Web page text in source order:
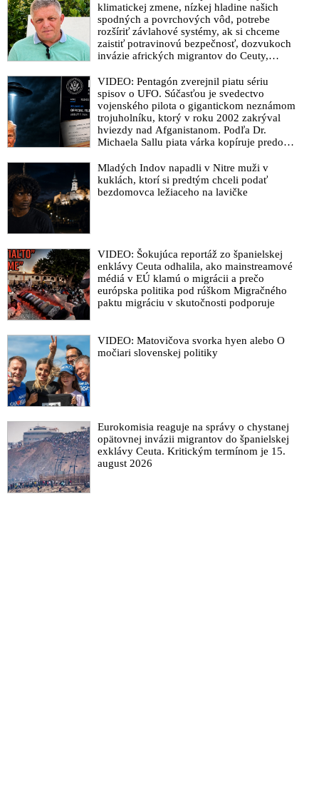
klimatickej zmene, nízkej hladine našich
spodných a povrchových vôd, potrebe
rozšíriť závlahové systémy, ak si chceme
zaistiť potravinovú bezpečnosť, dozvukoch
invázie afrických migrantov do Ceuty,
Mečiarom, ktorý podráždil progresívnych
liberálov, ale aj o klamstvách Sorosovho
denníka SME brániaceho pedofilov
VIDEO: Pentagón zverejnil piatu sériu
spisov o UFO. Súčasťou je svedectvo
vojenského pilota o gigantickom neznámom
trojuholníku, ktorý v roku 2002 zakrýval
hviezdy nad Afganistanom. Podľa Dr.
Michaela Sallu piata várka kopíruje predošlé
UFO robí nudnou
Mladých Indov napadli v Nitre muži v
kuklách, ktorí si predtým chceli podať
bezdomovca ležiaceho na lavičke
VIDEO: Šokujúca reportáž zo španielskej
enklávy Ceuta odhalila, ako mainstreamové
médiá v EÚ klamú o migrácii a prečo
európska politika pod rúškom Migračného
paktu migráciu v skutočnosti podporuje
VIDEO: Matovičova svorka hyen alebo O
močiari slovenskej politiky
Eurokomisia reaguje na správy o chystanej
opätovnej invázii migrantov do španielskej
exklávy Ceuta. Kritickým termínom je 15.
august 2026